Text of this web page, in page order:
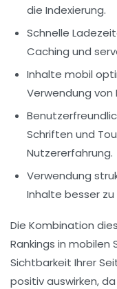
die Indexierung.
Schnelle
Caching und
Inhalte mobil
Verwendung von
Schriften und
Nutzererfahrung.
Verwendung
Inhalte besser
Die Kombination
Rankings in mobilen
Sichtbarkeit Ihrer
positiv auswirken,